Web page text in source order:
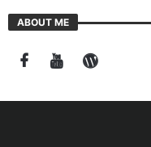
ABOUT ME